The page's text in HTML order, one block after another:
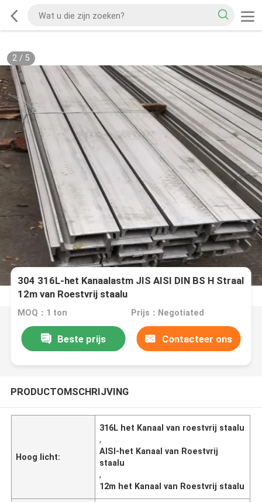
2/ 5
304 316L-het Kanaalastm JIS AISI DIN BS H Straal
12m van Roestvrij staalu
MOQ：1 ton Prijs：Negotiated
Beste prijs Contacteer ons
PRODUCTOMSCHRIJVING
Hoog licht:
316L het Kanaal van roestvrij staalu
,
AISI-het Kanaal van Roestvrij
staalu
,
12m het Kanaal van Roestvrij staalu